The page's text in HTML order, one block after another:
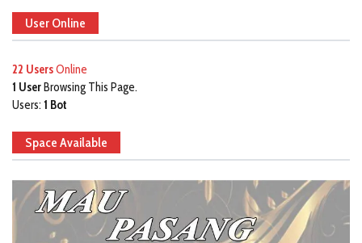
User Online
22 UsersOnline
1 UserBrowsing This Page.
Users: 1 Bot
Space Available